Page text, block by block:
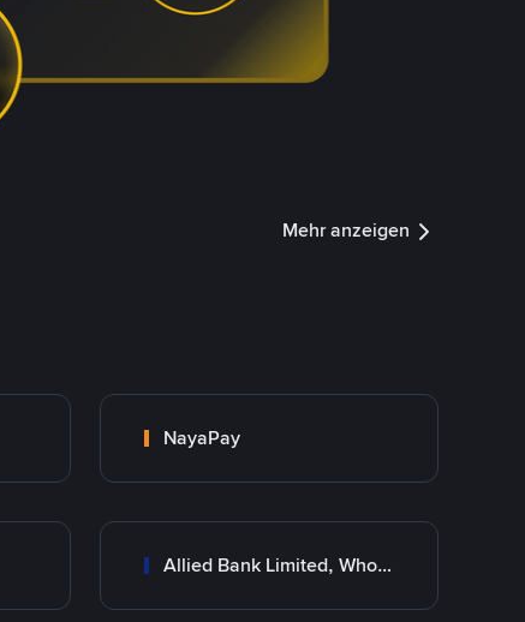
Mehr anzeigen
NayaPay
Allied Bank Limited, Wholesale Branch